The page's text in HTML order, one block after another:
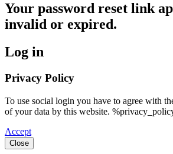
Your password reset link
invalid or expired.
Log in
Privacy Policy
To use social login you have to agree with
of your data by this website.
Accept
Close